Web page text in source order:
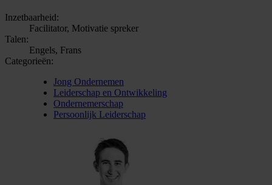
Inzetbaarheid:
Facilitator, Motivatie spreker
Talen:
Engels, Frans
Categorieën:
Jong Ondernemen
Leiderschap en Ontwikkeling
Ondernemerschap
Persoonlijk Leiderschap